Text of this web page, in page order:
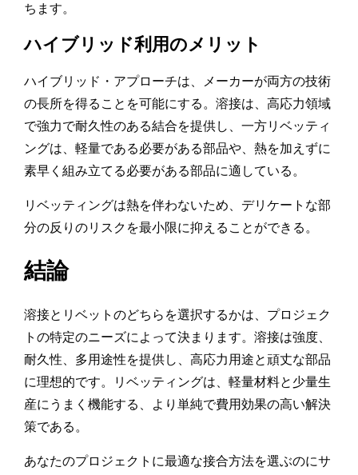
ちます。
ハイブリッド利用のメリット
ハイブリッド・アプローチは、メーカーが両方の技術
の長所を得ることを可能にする。溶接は、高応力領域
で強力で耐久性のある結合を提供し、一方リベッティ
ングは、軽量である必要がある部品や、熱を加えずに
素早く組み立てる必要がある部品に適している。
リベッティングは熱を伴わないため、デリケートな部
分の反りのリスクを最小限に抑えることができる。
結論
溶接とリベットのどちらを選択するかは、プロジェク
トの特定のニーズによって決まります。溶接は強度、
耐久性、多用途性を提供し、高応力用途と頑丈な部品
に理想的です。リベッティングは、軽量材料と少量生
産にうまく機能する、より単純で費用効果の高い解決
策である。
あなたのプロジェクトに最適な接合方法を選ぶのにサ